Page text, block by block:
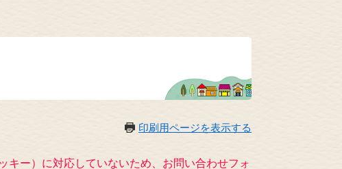
印刷用ページを表示する
ー）に対応していないため、お問い合わせフォ